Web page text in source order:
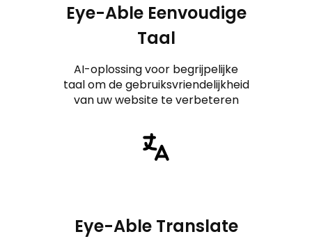
Eye-Able Eenvoudige
Taal
AI-oplossing voor begrijpelijke
taal om de gebruiksvriendelijkheid
van uw website te verbeteren
Eye-Able Translate